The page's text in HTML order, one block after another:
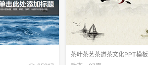
茶叶茶艺茶道茶文化PPT模板